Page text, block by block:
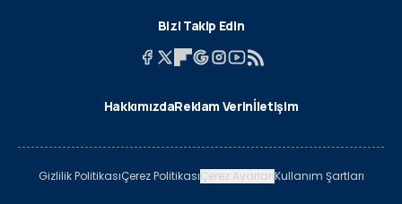
Bizi Takip Edin
HakkımızdaReklam Verinİletişim
Gizlilik PolitikasıÇerez PolitikasıÇerez AyarlarıKullanım Şartları